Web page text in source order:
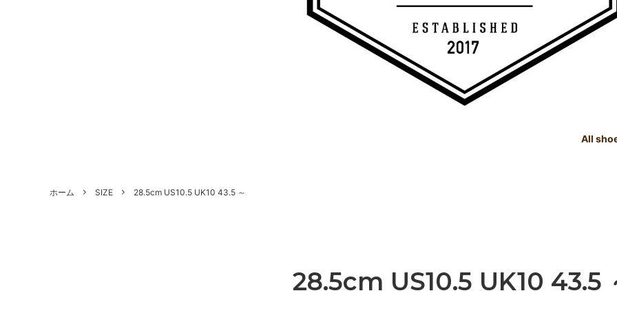
All
ィア掲載
ホーム SIZE 28.5cm US10.5 UK10 43.5 ～
28.5cm US10.5 UK10 43.5